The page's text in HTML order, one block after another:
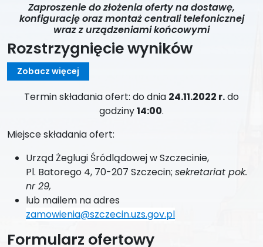
Zaproszenie do złożenia oferty na dostawę,
konfigurację oraz montaż centrali telefonicznej
wraz z urządzeniami końcowymi
Rozstrzygnięcie wyników
Zobacz więcej
Termin składania ofert: do dnia 24.11.2022 r.do
godziny14:00.
Miejsce składania ofert:
Urząd Żeglugi Śródlądowej w Szczecinie,
Pl. Batorego 4, 70-207 Szczecin; sekretariat pok.
nr 29,
lub mailem na adres
zamowienia@szczecin.uzs.gov.pl
Formularz ofertowy